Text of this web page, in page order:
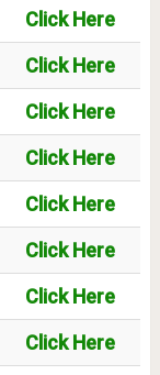
Click Here
Click Here
Click Here
Click Here
Click Here
Click Here
Click Here
Click Here